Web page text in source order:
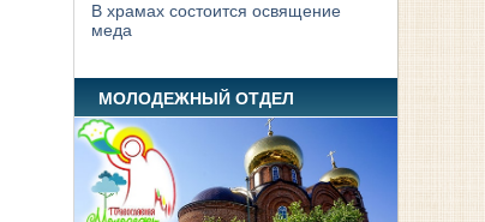
В храмах состоится освящение
меда
МОЛОДЕЖНЫЙ ОТДЕЛ